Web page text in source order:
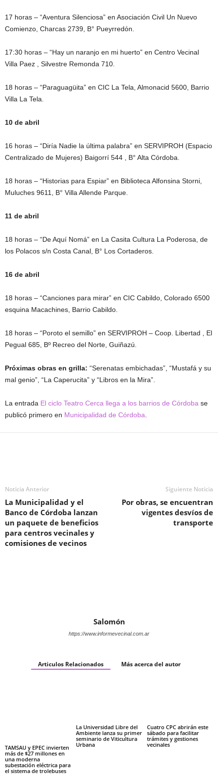
17 horas – “Aventura Silenciosa” en Asociación Civil Un Nuevo
Comienzo, Charcas 2739, B° Pueyrredón.
17:30 horas – “Hay un naranjo en mi huerto” en Centro Vecinal
Villa Paez , Silvestre Remonda 710.
18 horas – “Paraguagüita” en CIC La Tela, Almonacid 5600, Barrio
Villa La Tela.
10 de abril
16 horas – “Diría Nadie la última palabra” en SERVIPROH (Espacio
Centralizado de Mujeres) Baigorrí 544 , B° Alta Córdoba.
18 horas – “Historias para Espiar” en Biblioteca Alfonsina Storni,
Muluches 9611, B° Villa Allende Parque.
11 de abril
18 horas – “De Aquí Nomá” en La Casita Cultura La Poderosa, de
los Polacos s/n Costa Canal, B° Los Cortaderos.
16 de abril
18 horas – “Canciones para mirar” en CIC Cabildo, Colorado 6500
esquina Macachines, Barrio Cabildo.
18 horas – “Poroto el semillo” en SERVIPROH – Coop. Libertad , El
Pegual 685, Bº Recreo del Norte, Guiñazú.
Próximas obras en grilla: “Serenatas embichadas”, “Mustafá y su
mal genio”, “La Caperucita” y “Libros en la Mira”.
La entrada El ciclo Teatro Cerca llega a los barrios de Córdoba se
publicó primero en Municipalidad de Córdoba
Noticia Anterior
La Municipalidad y el
Banco de Córdoba lanzan
un paquete de beneficios
para centros vecinales y
comisiones de vecinos
Siguiente Noticia
Por obras, se encuentran
vigentes desvíos de
transporte
Salomón
https://www.informevecinal.com.ar
Articulos Relacionados Más acerca del autor
TAMSAU y EPEC invierten
más de $27 millones en
una moderna
subestación eléctrica para
el sistema de trolebuses
La Universidad Libre del
Ambiente lanza su primer
seminario de Viticultura
Urbana
Cuatro CPC abrirán este
sábado para facilitar
trámites y gestiones
vecinales